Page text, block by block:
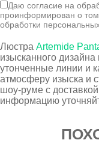
Даю согласие на
проинформирован о
обработки
Люстра Artemide
изысканного
утонченные линии и
атмосферу изыска и
шоу-руме с
информацию